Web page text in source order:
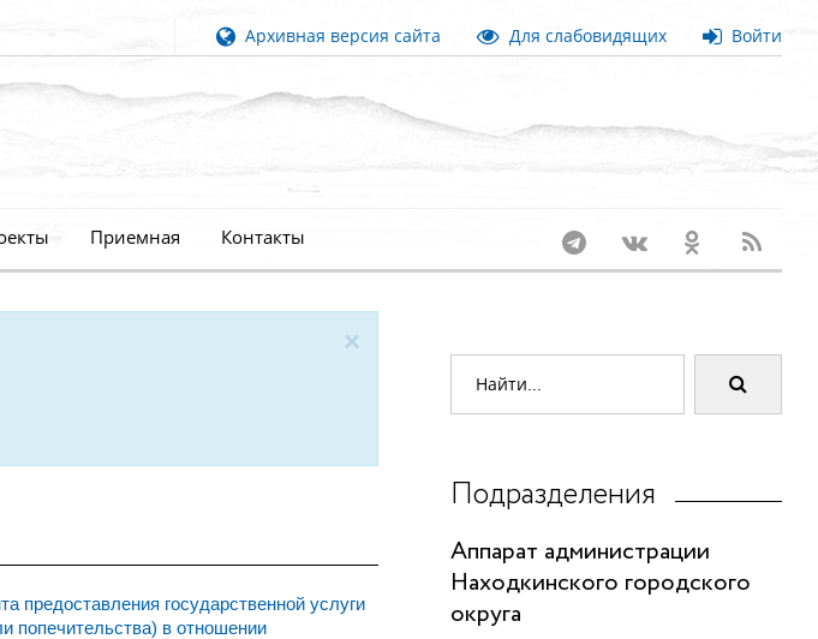
Архивная версия сайта Для слабовидящих Войти
Приемная Контакты
×
предоставления государственной услуги
попечительства) в отношении
Подразделения
Аппарат администрации
Находкинского городского
округа